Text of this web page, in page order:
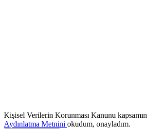
Kişisel Verilerin Korunması Kanunu
Aydınlatma Metnini okudum, onayladım.